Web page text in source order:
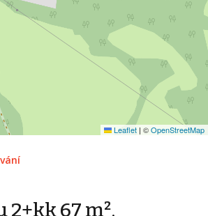
Leaflet | ©OpenStreetMap
2+kk 67 m²,